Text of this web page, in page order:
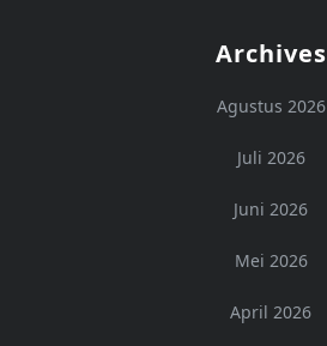
Archives
Agustus 2026
Juli 2026
Juni 2026
Mei 2026
April 2026